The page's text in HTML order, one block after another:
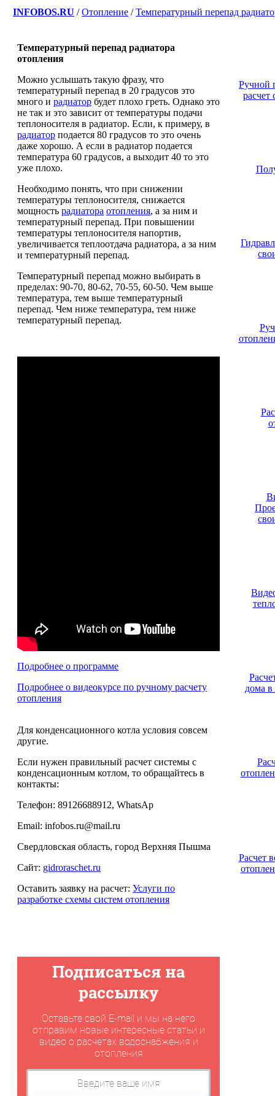
INFOBOS.RU /Отопление /Температурный перепад
Температурный перепад радиатора
отопления
Можно услышать такую фразу, что
температурный перепад в 20 градусов это
много и радиатор будет плохо греть. Однако это
не так и это зависит от температуры подачи
теплоносителя в радиатор. Если, к примеру, в
радиатор подается 80 градусов то это очень
даже хорошо. А если в радиатор подается
температура 60 градусов, а выходит 40 то это
уже плохо.
Необходимо понять, что при снижении
температуры теплоносителя, снижается
мощность радиатора отопления, а за ним и
температурный перепад. При повышении
температуры теплоносителя напортив,
увеличивается теплоотдача радиатора, а за ним
и температурный перепад.
Температурный перепад можно выбирать в
пределах: 90-70, 80-62, 70-55, 60-50. Чем выше
температура, тем выше температурный
перепад. Чем ниже температура, тем ниже
температурный перепад.
Подробнее о программе
Подробнее о видеокурсе по ручному расчету
отопления
Для конденсационного котла условия совсем
другие.
Если нужен правильный расчет системы с
конденсационным котлом, то обращайтесь в
контакты:
Телефон: 89126688912, WhatsAp
Email: infobos.ru@mail.ru
Свердловская область, город Верхняя Пышма
Сайт: gidroraschet.ru
Оставить заявку на расчет: Услуги по
разработке схемы систем отопления
Подписаться на
рассылку
Оставьте свой E-mail и мы на него
отправим новые интересные статьи и
видео о расчетах водоснабжения и
отопления
Ручной
расчет
дома
Расчет